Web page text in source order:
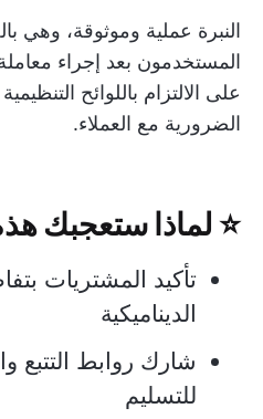
النبرة عملية وموثوقة، وهي
المستخدمون بعد إجراء
على الالتزام باللوائح
الضرورية مع العملاء.
⭐ لماذا ستعجبك
تأكيد المشتريات
الديناميكية
شارك روابط التتبع
للتسليم